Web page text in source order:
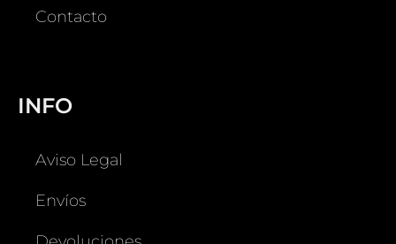
Contacto
INFO
Aviso Legal
Envíos